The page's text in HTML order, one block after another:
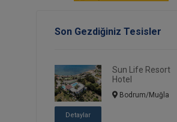
Son Gezdiğiniz Tesisler
Detaylar
Sun Life Resort
Hotel
Bodrum/Muğla